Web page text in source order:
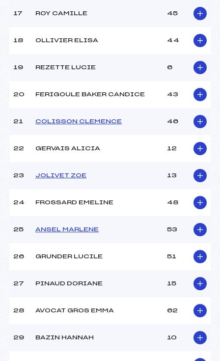
Mic
17
ROY CAMILLE 45
18 OLLIVIER ELISA 44
19 REZETTE LUCIE 6
20 FERIGOULE BAKER CANDICE 43
21 COLISSON CLEMENCE 46
22 GERVAIS ALICIA 12
23 JOLIVET ZOE 13
24 FROSSARD EMELINE 48
25 ANSEL MARLENE 53
26 GRUNDER LUCILE 51
27 PINAUD DORIANE 15
28 AVOCAT GROS EMMA 62
29 BAZIN HANNAH 10